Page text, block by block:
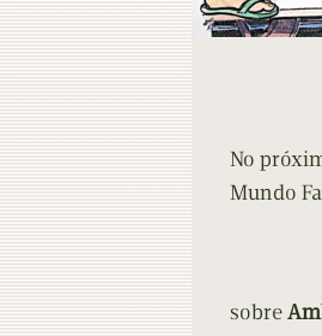
No
Mundo
sobre